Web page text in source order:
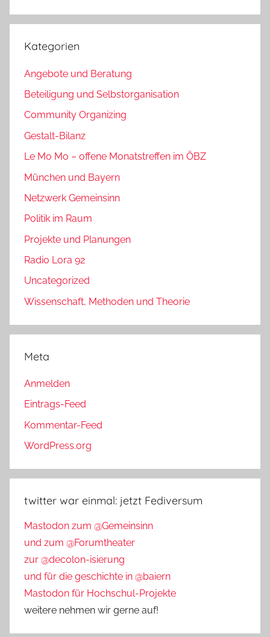
Kategorien
Angebote und Beratung
Beteiligung und Selbstorganisation
Community Organizing
Gestalt-Bilanz
Le Mo Mo – offene Monatstreffen im ÖBZ
München und Bayern
Netzwerk Gemeinsinn
Politik im Raum
Projekte und Planungen
Radio Lora 92
Uncategorized
Wissenschaft, Methoden und Theorie
Meta
Anmelden
Eintrags-Feed
Kommentar-Feed
WordPress.org
twitter war einmal: jetzt Fediversum
Mastodon zum @Gemeinsinn
und zum @Forumtheater
zur @decolon-isierung
und für die geschichte in @baiern
Mastodon für Hochschul-Projekte
weitere nehmen wir gerne auf!